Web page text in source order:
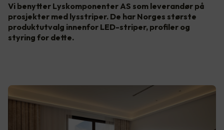
Vi benytter Lyskomponenter AS som leverandør på
prosjekter med lysstriper. De har Norges største
produktutvalg innenfor LED-striper, profiler og
styring for dette.